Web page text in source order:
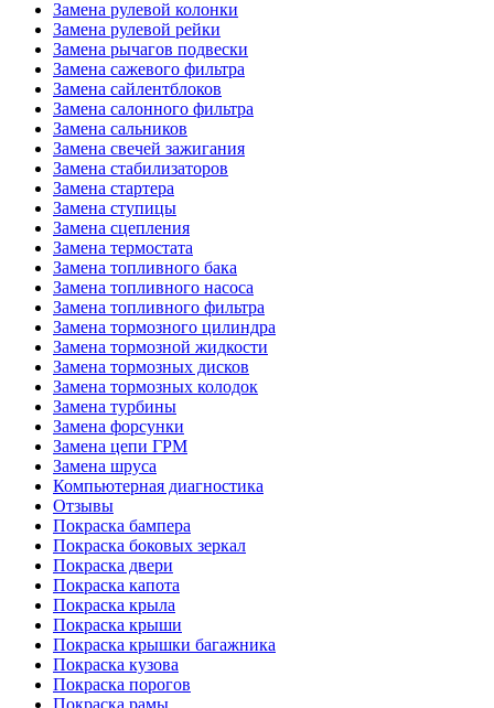
Замена рулевой колонки
Замена рулевой рейки
Замена рычагов подвески
Замена сажевого фильтра
Замена сайлентблоков
Замена салонного фильтра
Замена сальников
Замена свечей зажигания
Замена стабилизаторов
Замена стартера
Замена ступицы
Замена сцепления
Замена термостата
Замена топливного бака
Замена топливного насоса
Замена топливного фильтра
Замена тормозного цилиндра
Замена тормозной жидкости
Замена тормозных дисков
Замена тормозных колодок
Замена турбины
Замена форсунки
Замена цепи ГРМ
Замена шруса
Компьютерная диагностика
Отзывы
Покраска бампера
Покраска боковых зеркал
Покраска двери
Покраска капота
Покраска крыла
Покраска крыши
Покраска крышки багажника
Покраска кузова
Покраска порогов